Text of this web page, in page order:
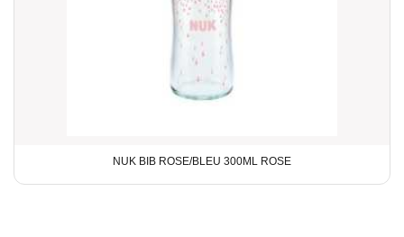
NUK BIB ROSE/BLEU 300ML ROSE